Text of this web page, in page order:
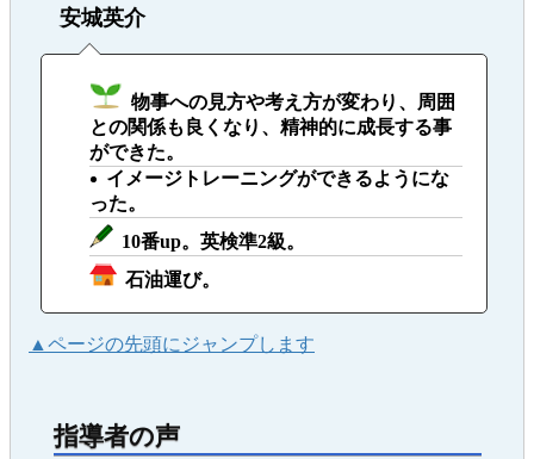
安城英介
物事への見方や考え方が変わり、周囲
との関係も良くなり、精神的に成長する事
ができた。
イメージトレーニングができるようにな
った。
10番up。英検準2級。
石油運び。
▲ページの先頭にジャンプします
指導者の声